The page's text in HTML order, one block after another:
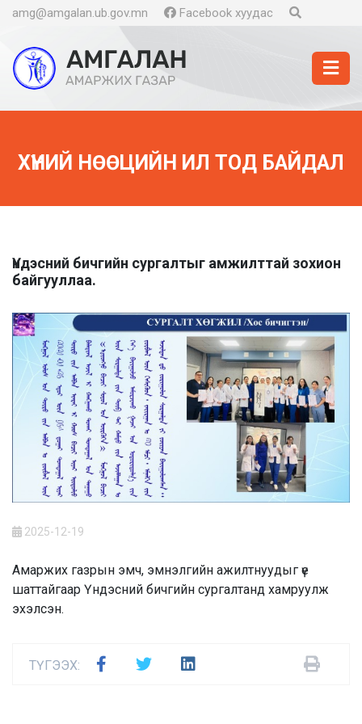
amg@amgalan.ub.gov.mn Facebook хуудас
ХҮНИЙ НӨӨЦИЙН ИЛ ТОД БАЙДАЛ
Үндэсний бичгийн сургалтыг амжилттай зохион
байгууллаа.
2025-12-19
Амаржих газрын эмч, эмнэлгийн ажилтнуудыг үе
шаттайгаар Үндэсний бичгийн сургалтанд хамруулж
эхэлсэн.
ТҮГЭЭХ: